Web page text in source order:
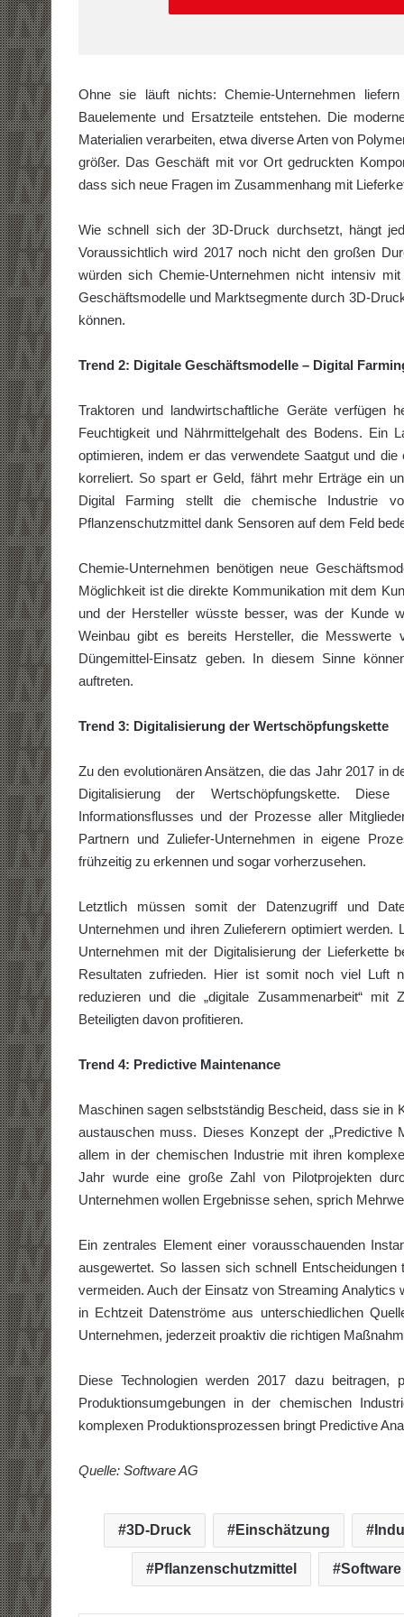
Ohne sie läuft nichts: Chemie-Unternehmen
Bauelemente und Ersatzteile entstehen. Die
Materialien verarbeiten, etwa diverse Arten von
größer. Das Geschäft mit vor Ort gedruckten
dass sich neue Fragen im Zusammenhang mit
Wie schnell sich der 3D-Druck durchsetzt, hängt
Voraussichtlich wird 2017 noch nicht den großen
würden sich Chemie-Unternehmen nicht intensiv
Geschäftsmodelle und Marktsegmente durch 3D-
können.
Trend 2: Digitale Geschäftsmodelle – Digital
Traktoren und landwirtschaftliche Geräte verfügen
Feuchtigkeit und Nährmittelgehalt des Bodens. Ein
optimieren, indem er das verwendete Saatgut und
korreliert. So spart er Geld, fährt mehr Erträge ein
Digital Farming stellt die chemische Industrie
Pflanzenschutzmittel dank Sensoren auf dem Feld
Chemie-Unternehmen benötigen neue
Möglichkeit ist die direkte Kommunikation mit dem
und der Hersteller wüsste besser, was der Kunde
Weinbau gibt es bereits Hersteller, die Messwerte
Düngemittel-Einsatz geben. In diesem Sinne
auftreten.
Trend 3: Digitalisierung der Wertschöpfungskette
Zu den evolutionären Ansätzen, die das Jahr 2017 in
Digitalisierung der Wertschöpfungskette.
Informationsflusses und der Prozesse aller
Partnern und Zuliefer-Unternehmen in eigene
frühzeitig zu erkennen und sogar vorherzusehen.
Letztlich müssen somit der Datenzugriff und
Unternehmen und ihren Zulieferern optimiert
Unternehmen mit der Digitalisierung der Lieferkette
Resultaten zufrieden. Hier ist somit noch viel Luft
reduzieren und die „digitale Zusammenarbeit“
Beteiligten davon profitieren.
Trend 4: Predictive Maintenance
Maschinen sagen selbstständig Bescheid, dass sie in
austauschen muss. Dieses Konzept der „Predictive
allem in der chemischen Industrie mit ihren
Jahr wurde eine große Zahl von Pilotprojekten
Unternehmen wollen Ergebnisse sehen, sprich
Ein zentrales Element einer vorausschauenden
ausgewertet. So lassen sich schnell
vermeiden. Auch der Einsatz von Streaming
in Echtzeit Datenströme aus unterschiedlichen
Unternehmen, jederzeit proaktiv die richtigen
Diese Technologien werden 2017 dazu
Produktionsumgebungen in der chemischen
komplexen Produktionsprozessen bringt Predictive
Quelle: Software AG
3D-Druck Einschätzung
Pflanzenschutzmittel Software